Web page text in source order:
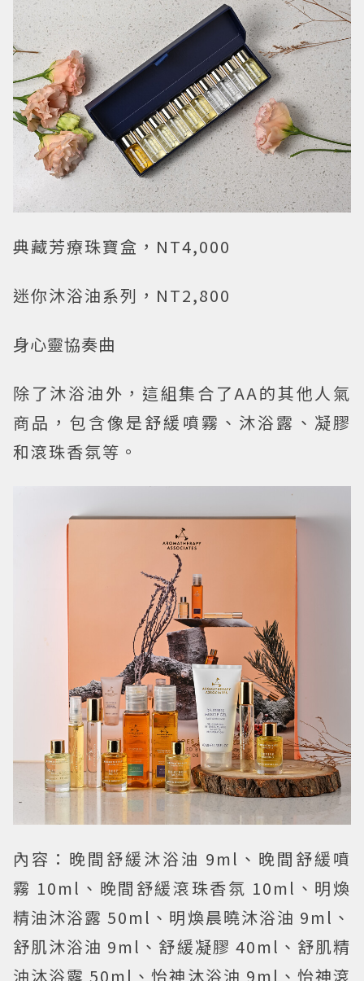
典藏芳療珠寶盒，NT4,000
迷你沐浴油系列，NT2,800
身心靈協奏曲
除了沐浴油外，這組集合了AA的其他人氣
商品，包含像是舒緩噴霧、沐浴露、凝膠
和滾珠香氛等。
內容：晚間舒緩沐浴油 9ml、晚間舒緩噴
霧 10ml、晚間舒緩滾珠香氛 10ml、明煥
精油沐浴露 50ml、明煥晨曉沐浴油 9ml、
舒肌沐浴油 9ml、舒緩凝膠 40ml、舒肌精
油沐浴露 50ml、怡神沐浴油 9ml、怡神滾